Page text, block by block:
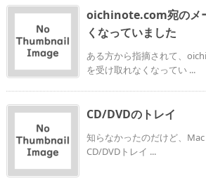
oichinote.com宛のメ
くなっていました
ある方から指摘されて、
を受け取れなくなってい ...
CD/DVDのトレイ
知らなかったのだけど、Mac
CD/DVDトレイ ...